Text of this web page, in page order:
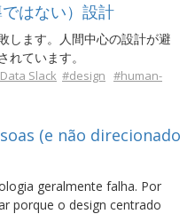
はない）設計
します。人間中心の設計が避
ています。
Slack #design #human-
(e não direcionado
geralmente falha. Por
porque o design centrado